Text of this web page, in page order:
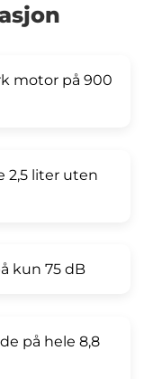
motor på 900
2,5 liter uten
kun 75 dB
på hele 8,8